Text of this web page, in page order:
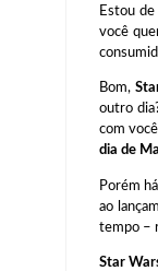
Estou
você
Bom,
outro
com você
dia de
Porém
ao
tempo –
Star